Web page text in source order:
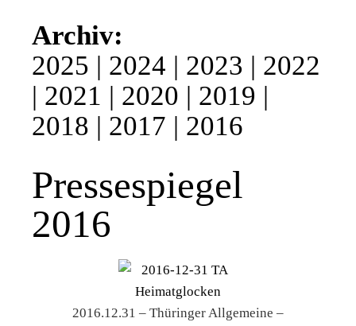
Archiv:
2025 | 2024 | 2023 | 2022
| 2021 | 2020 | 2019 |
2018 | 2017 | 2016
Pressespiegel
2016
2016.12.31 – Thüringer Allgemeine –